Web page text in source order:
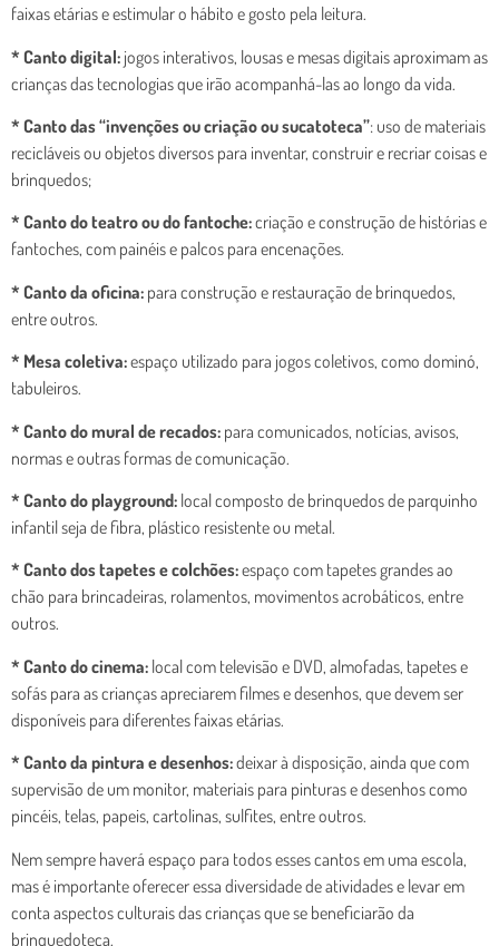
faixas etárias e estimular o hábito e gosto pela leitura.
* Canto digital: jogos interativos, lousas e mesas digitais aproximam as
crianças das tecnologias que irão acompanhá-las ao longo da vida.
* Canto das “invenções ou criação ou sucatoteca”: uso de materiais
recicláveis ou objetos diversos para inventar, construir e recriar coisas e
brinquedos;
* Canto do teatro ou do fantoche:criação e construção de histórias e
fantoches, com painéis e palcos para encenações.
* Canto da oficina: para construção e restauração de brinquedos,
entre outros.
* Mesa coletiva:espaço utilizado para jogos coletivos, como dominó,
tabuleiros.
* Canto do mural de recados: para comunicados, notícias, avisos,
normas e outras formas de comunicação.
* Canto do playground: local composto de brinquedos de parquinho
infantil seja de fibra, plástico resistente ou metal.
* Canto dos tapetes e colchões:espaço com tapetes grandes ao
chão para brincadeiras, rolamentos, movimentos acrobáticos, entre
outros.
* Canto do cinema: local com televisão e DVD, almofadas, tapetes e
sofás para as crianças apreciarem filmes e desenhos, que devem ser
disponíveis para diferentes faixas etárias.
* Canto da pintura e desenhos:deixar à disposição, ainda que com
supervisão de um monitor, materiais para pinturas e desenhos como
pincéis, telas, papeis, cartolinas, sulfites, entre outros.
Nem sempre haverá espaço para todos esses cantos em uma escola,
mas é importante oferecer essa diversidade de atividades e levar em
conta aspectos culturais das crianças que se beneficiarão da
brinquedoteca.